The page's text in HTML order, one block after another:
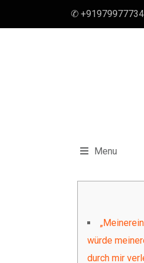
✆
Menu
würde
durch mir